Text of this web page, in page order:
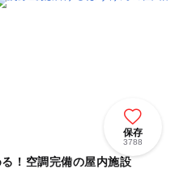
保存
3788
！空調完備の屋内施設